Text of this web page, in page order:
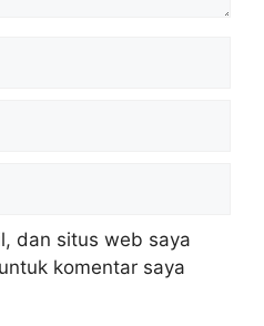
dan situs web saya
komentar saya